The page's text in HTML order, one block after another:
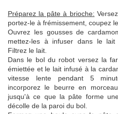
Préparez la pâte à brioche:
portez-le à frémissement, coupez le
Ouvrez les gousses de
mettez-les à infuser dans le lait
Filtrez le lait.
Dans le bol du robot versez la
émiettée et le lait infusé à la
vitesse lente pendant 5
incorporez le beurre en
jusqu'à ce que la pâte forme
décolle de la paroi du bol.